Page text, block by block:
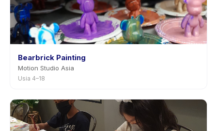
Bearbrick Painting
Motion Studio Asia
Usia 4–18